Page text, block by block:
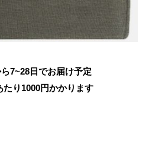
7~28日でお届け予定
たり 1000円かかります